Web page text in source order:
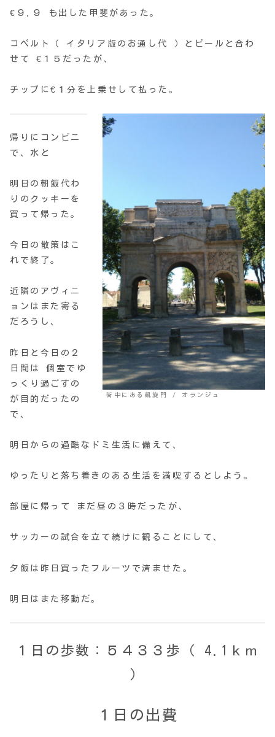
€９.９ も出した甲斐があった。
コぺルト（ イタリア版のお通し代 ）とビールと合わ
せて €１５だったが、
チップに€１分を上乗せして払った。
街中にある凱旋門 / オランジュ
帰りにコンビニ
で、水と
明日の朝飯代わ
りのクッキーを
買って帰った。
今日の散策はこ
れで終了。
近隣のアヴィニ
ョンはまた寄る
だろうし、
昨日と今日の２
日間は 個室でゆ
っくり過ごすの
が目的だったの
で、
明日からの過酷なドミ生活に備えて、
ゆったりと落ち着きのある生活を満喫するとしよう。
部屋に帰って まだ昼の３時だったが、
サッカーの試合を立て続けに観ることにして、
夕飯は昨日買ったフルーツで済ませた。
明日はまた移動だ。
１日の歩数：５４３３歩（ 4.1ｋｍ
）
１日の出費